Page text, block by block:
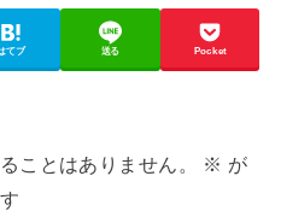
てブ 送る Pocket
ことはありません。 ※ が